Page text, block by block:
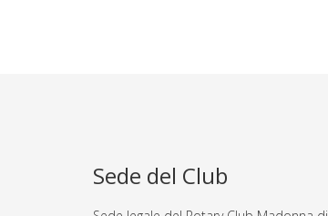
Sede del Club